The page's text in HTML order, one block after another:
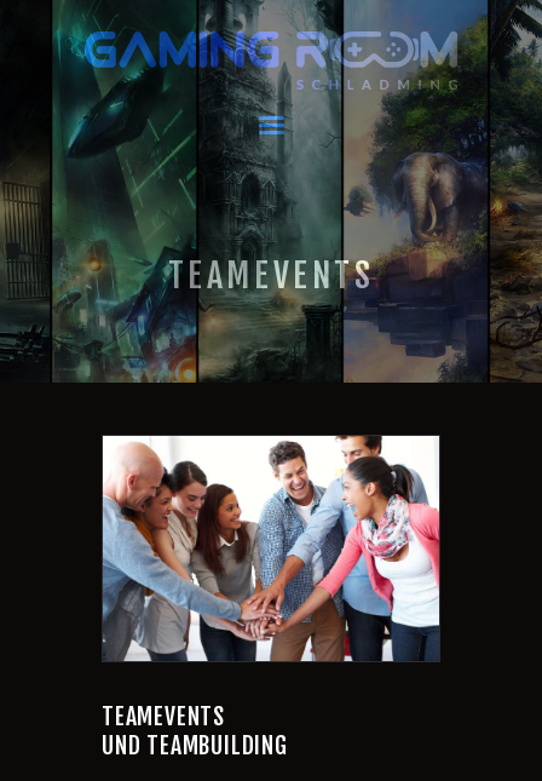
TEAMEVENTS
GAMING ROOM SCHLADMING
VR Escape Room / Multiplayer Gaming
HOME
AKTUELLES
VIRTUAL REALITY
GAMING
GUTSCHEINE
BOOKING
EVENTS
FAQ
KONTAKT
THIS IS US
TEAMEVENTS
UND TEAMBUILDING